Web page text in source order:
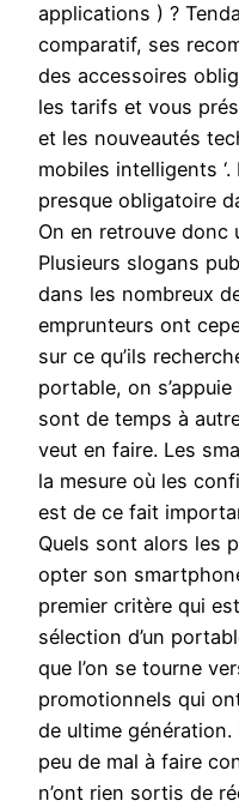
applications ) ?
comparatif, ses
des accessoires
les tarifs et vous
et les nouveautés
mobiles intelligents
presque obligatoire
On en retrouve donc
Plusieurs slogans
dans les nombreux
emprunteurs ont
sur ce qu’ils
portable, on
sont de temps à
veut en faire. Les
la mesure où les
est de ce fait
Quels sont alors les
opter son
premier critère qui
sélection d’un
que l’on se tourne
promotionnels qui
de ultime génération.
peu de mal à faire
n’ont rien sortis de